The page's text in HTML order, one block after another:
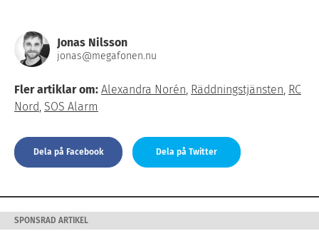
Jonas Nilsson
jonas@megafonen.nu
Fler artiklar om: Alexandra Norén, Räddningstjänsten, RC
Nord, SOS Alarm
Dela på Facebook Dela på Twitter
SPONSRAD ARTIKEL